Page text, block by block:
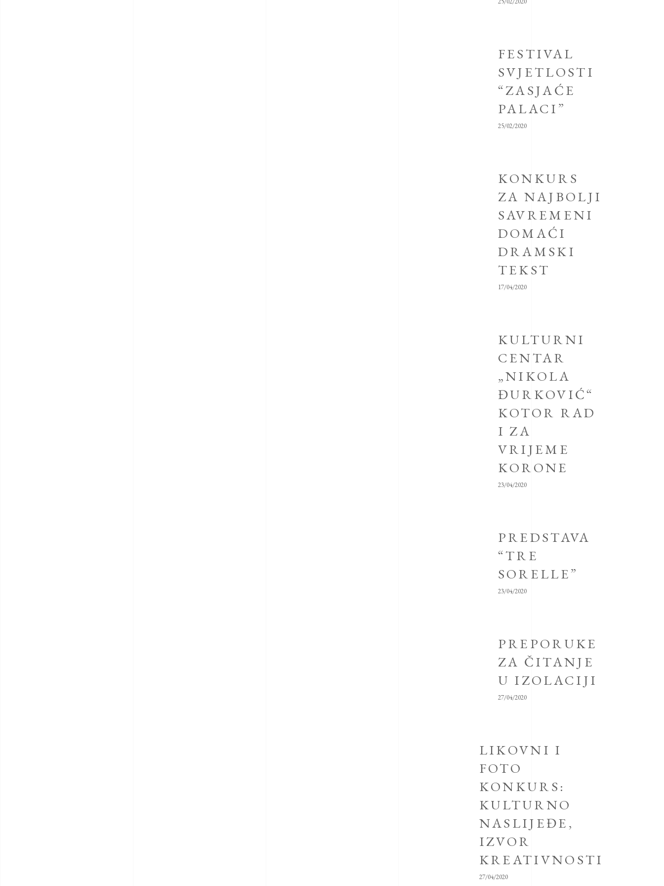
FESTIVAL
SVJETLOSTI
“ZASJAĆE
PALACI”
25/02/2020
KONKURS
ZA NAJBOLJI
SAVREMENI
DOMAĆI
DRAMSKI
TEKST
17/04/2020
KULTURNI
CENTAR
„NIKOLA
ĐURKOVIĆ“
KOTOR RAD
I ZA
VRIJEME
KORONE
23/04/2020
PREDSTAVA
“TRE
SORELLE”
23/04/2020
PREPORUKE
ZA ČITANJE
U IZOLACIJI
27/04/2020
LIKOVNI I
FOTO
KONKURS:
KULTURNO
NASLIJEĐE,
IZVOR
KREATIVNOSTI
27/04/2020